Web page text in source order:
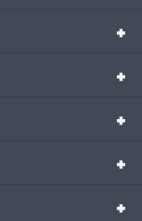
+
+
+
+
+